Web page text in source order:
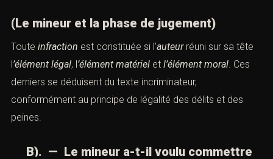
(Le mineur et la phase de jugement)
Toute infraction est constituée si l’auteur réuni sur sa tête
l’élément légal, l’élément matériel et l’élément moral. Ces
derniers se déduisent du texte incriminateur,
conformément au principe de légalité des délits et des
peines.
B). — Le mineur a-t-il voulu commettre